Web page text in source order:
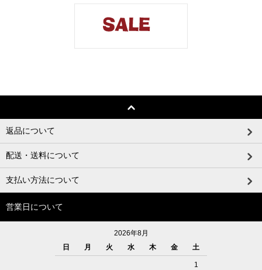
返品について
配送・送料について
支払い方法について
営業日について
2026年8月
日
月 火 水 木 金 土
1